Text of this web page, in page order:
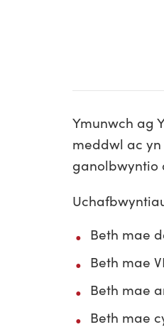
Ymunwch ag
meddwl ac
ganolbwyntio
Beth mae
Beth mae
Beth mae
Beth mae